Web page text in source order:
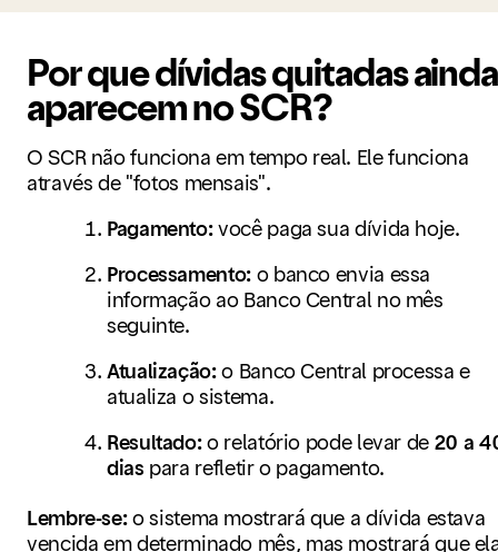
Por que dívidas quitadas ainda
aparecem no SCR?
O SCR não funciona em tempo real. Ele funciona
através de "fotos mensais".
Pagamento:você paga sua dívida hoje.
Processamento:o banco envia essa
informação ao Banco Central no mês
seguinte.
Atualização: o Banco Central processa e
atualiza o sistema.
Resultado:o relatório pode levar de 20 a
dias para refletir o pagamento.
Lembre-se:o sistema mostrará que a dívida estava
vencida em determinado mês, mas mostrará que